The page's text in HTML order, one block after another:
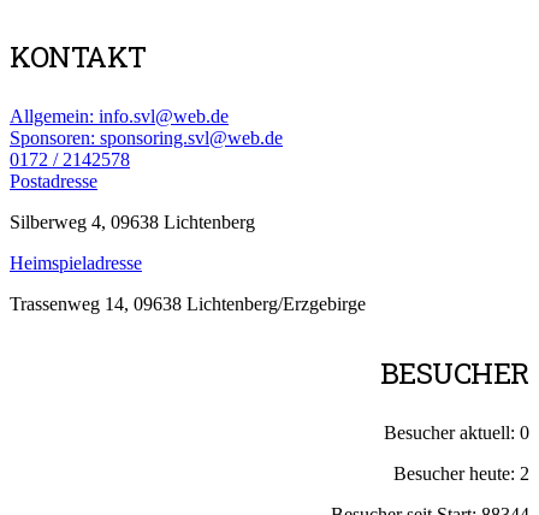
KONTAKT
Allgemein: info.svl@web.de
Sponsoren: sponsoring.svl@web.de
0172 / 2142578
Postadresse
Silberweg 4, 09638 Lichtenberg
Heimspieladresse
Trassenweg 14, 09638 Lichtenberg/Erzgebirge
BESUCHER
Besucher aktuell: 0
Besucher heute: 2